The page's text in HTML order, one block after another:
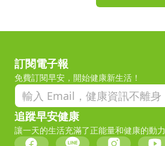
訂閱電子報
免費訂閱早安，開始健康新生活！
追蹤早安健康
讓一天的生活充滿了正能量和健康的動力